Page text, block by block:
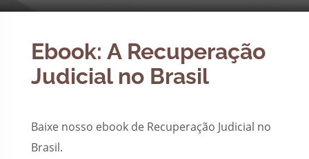
Ebook: A Recuperação
Judicial no Brasil
Baixe nosso ebook de Recuperação Judicial no
Brasil.